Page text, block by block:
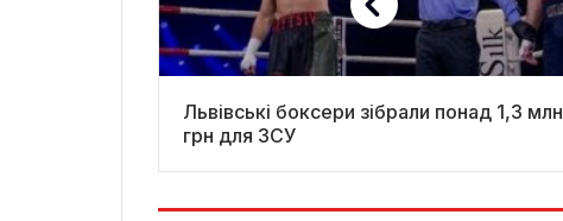
Львівські боксери зібрали понад 1,3 млн
грн для ЗСУ